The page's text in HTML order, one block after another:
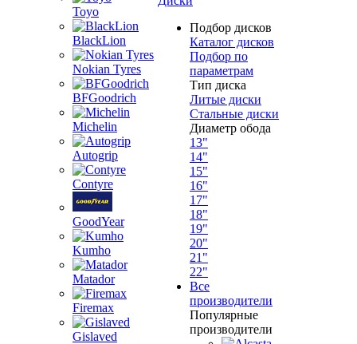
Toyo
BlackLion
Nokian Tyres
BFGoodrich
Michelin
Autogrip
Contyre
GoodYear
Kumho
Matador
Firemax
Gislaved
Подбор дисков
Каталог дисков
Подбор по
параметрам
Тип диска
Литые диски
Стальные диски
Диаметр обода
13"
14"
15"
16"
17"
18"
19"
20"
21"
22"
Все
производители
Популярные
производители